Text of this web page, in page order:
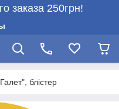
заказа 250грн!
блістер